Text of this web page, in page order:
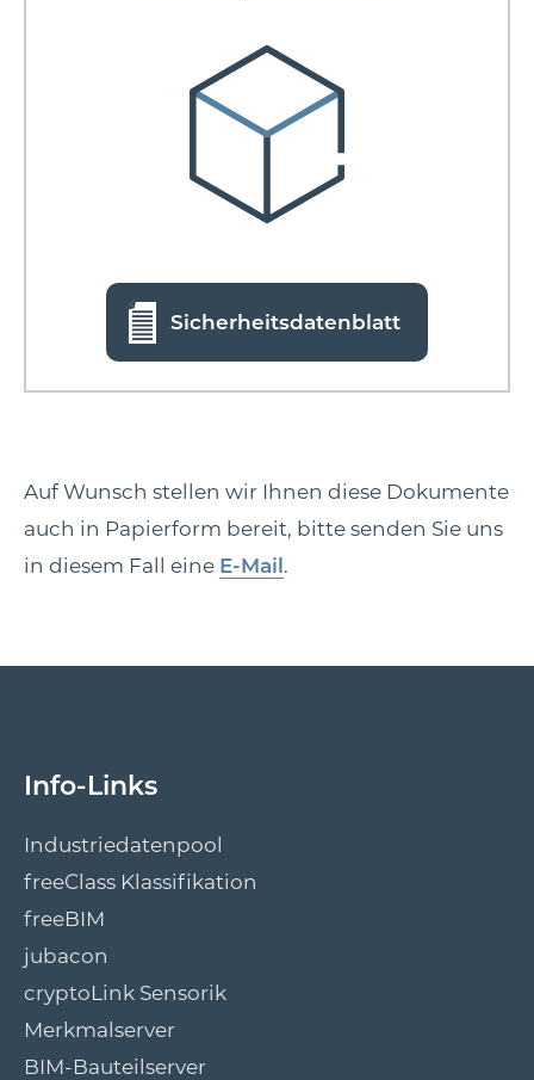
Sicherheitsdatenblatt
Auf Wunsch stellen wir Ihnen diese Dokumente
auch in Papierform bereit, bitte senden Sie uns
in diesem Fall eine E-Mail .
Info-Links
Industriedatenpool
freeClass Klassifikation
freeBIM
jubacon
cryptoLink Sensorik
Merkmalserver
BIM-Bauteilserver